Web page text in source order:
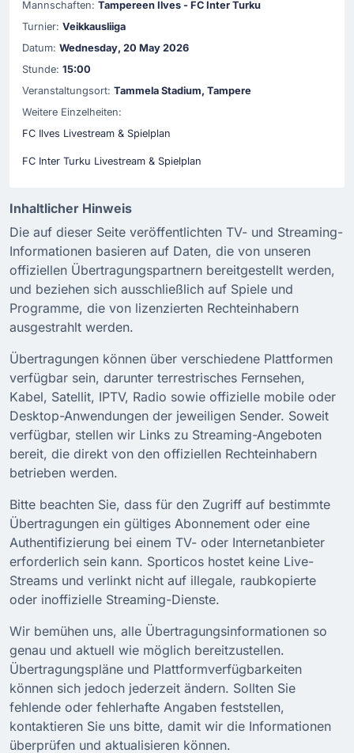
Mannschaften: Tampereen Ilves - FC Inter Turku
Turnier: Veikkausliiga
Datum: Wednesday, 20 May 2026
Stunde: 15:00
Veranstaltungsort: Tammela Stadium, Tampere
Weitere Einzelheiten:
FC Ilves Livestream & Spielplan
FC Inter Turku Livestream & Spielplan
Inhaltlicher Hinweis
Die auf dieser Seite veröffentlichten TV- und Streaming-
Informationen basieren auf Daten, die von unseren
offiziellen Übertragungspartnern bereitgestellt werden,
und beziehen sich ausschließlich auf Spiele und
Programme, die von lizenzierten Rechteinhabern
ausgestrahlt werden.
Übertragungen können über verschiedene Plattformen
verfügbar sein, darunter terrestrisches Fernsehen,
Kabel, Satellit, IPTV, Radio sowie offizielle mobile oder
Desktop-Anwendungen der jeweiligen Sender. Soweit
verfügbar, stellen wir Links zu Streaming-Angeboten
bereit, die direkt von den offiziellen Rechteinhabern
betrieben werden.
Bitte beachten Sie, dass für den Zugriff auf bestimmte
Übertragungen ein gültiges Abonnement oder eine
Authentifizierung bei einem TV- oder Internetanbieter
erforderlich sein kann. Sporticos hostet keine Live-
Streams und verlinkt nicht auf illegale, raubkopierte
oder inoffizielle Streaming-Dienste.
Wir bemühen uns, alle Übertragungsinformationen so
genau und aktuell wie möglich bereitzustellen.
Übertragungspläne und Plattformverfügbarkeiten
können sich jedoch jederzeit ändern. Sollten Sie
fehlende oder fehlerhafte Angaben feststellen,
kontaktieren Sie uns bitte, damit wir die Informationen
überprüfen und aktualisieren können.